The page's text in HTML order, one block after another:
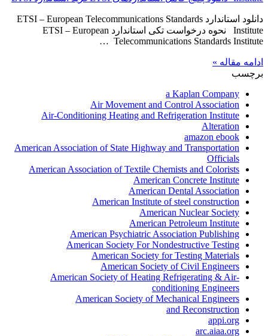
دانلود استاندارد ETSI – European Telecommunications Standards
Institute نحوه درخواست تکی استاندارد ETSI – European
Telecommunications Standards Institute …
ادامه مقاله »
برچسب
a Kaplan Company
Air Movement and Control Association
Air-Conditioning Heating and Refrigeration Institute
Alteration
amazon ebook
American Association of State Highway and Transportation
Officials
American Association of Textile Chemists and Colorists
American Concrete Institute
American Dental Association
American Institute of steel construction
American Nuclear Society
American Petroleum Institute
American Psychiatric Association Publishing
American Society For Nondestructive Testing
American Society for Testing Materials
American Society of Civil Engineers
American Society of Heating Refrigerating & Air-
conditioning Engineers
American Society of Mechanical Engineers
and Reconstruction
appi.org
arc.aiaa.org